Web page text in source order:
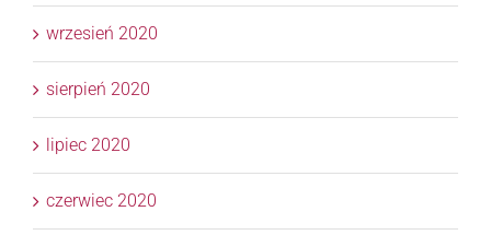
wrzesień 2020
sierpień 2020
lipiec 2020
czerwiec 2020